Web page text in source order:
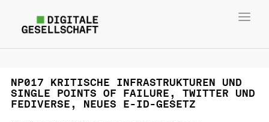
NP017 KRITISCHE INFRASTRUKTUREN UND
SINGLE POINTS OF FAILURE, TWITTER UND
FEDIVERSE, NEUES E-ID-GESETZ